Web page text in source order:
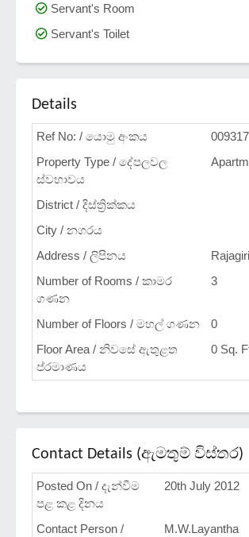
Servant's Room
Servant's Toilet
Details
Ref No: / යොමු අංකය
009317
Property Type / දේපලවල
ස්වභාවය
District / දිස්ත්‍රික්කය
City / නගරය
Address / ලිපිනය
Number of Rooms / කාමර
ගණන
3
Number of Floors / මහල් ගණන
0
Floor Area / නිවසේ ඇතුළත
ප්රමාණය
0 Sq.
Contact Details (ඇමතුම් විස්තර)
Posted On / දැන්වීම
පළ කළ දිනය
20th July 2012
Contact Person / M.W.Layantha